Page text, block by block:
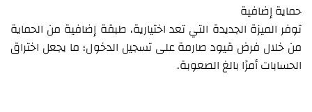
حماية إضافية
توفر الميزة الجديدة التي تعد اختيارية، طبقة إضافية من الحماية
من خلال فرض قيود صارمة على تسجيل الدخول؛ ما يجعل اختراق
الحسابات أمرًا بالغ الصعوبة.